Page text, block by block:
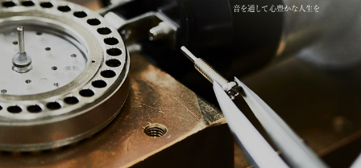
より近く、より大切に
すべての人に、いちばん良い音を
音を通して心豊かな人生を
より近く、より大切に
すべての人に、いちばん良い音を